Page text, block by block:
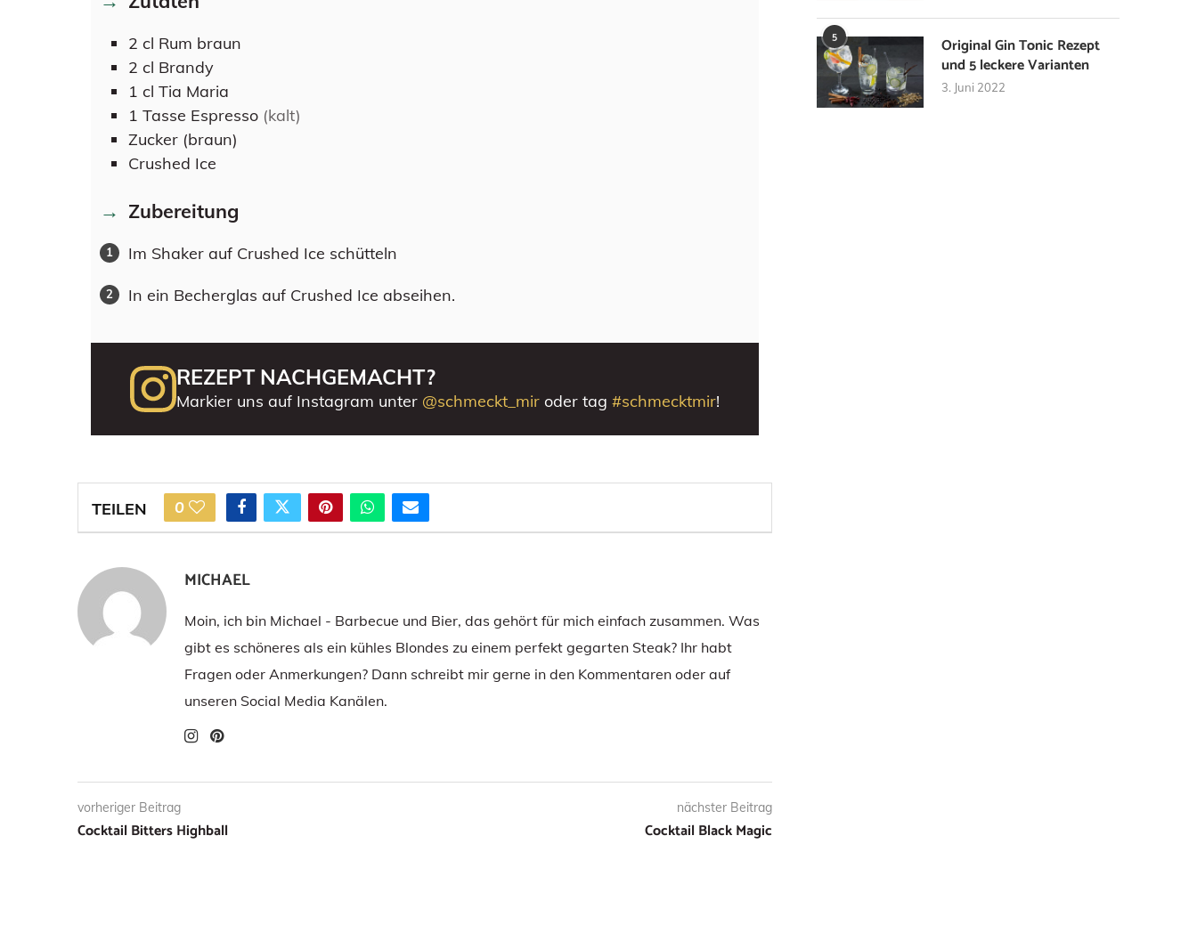
2 cl Rum braun
2 cl Brandy
1 cl Tia Maria
1 Tasse Espresso (kalt)
Zucker (braun)
Crushed Ice
Zubereitung
Im Shaker auf Crushed Ice schütteln
In ein Becherglas auf Crushed Ice abseihen.
REZEPT NACHGEMACHT?
Markier uns auf Instagram unter @schmeckt_miroder tag #schmecktmir!
TEILEN 0
MICHAEL
Moin, ich bin Michael - Barbecue und Bier, das gehört für mich einfach zusammen. Was
gibt es schöneres als ein kühles Blondes zu einem perfekt gegarten Steak? Ihr habt
Fragen oder Anmerkungen? Dann schreibt mir gerne in den Kommentaren oder auf
unseren Social Media Kanälen.
vorheriger Beitrag
Cocktail Bitters Highball
nächster Beitrag
Cocktail Black Magic
5
Original Gin Tonic Rezept
und 5 leckere Varianten
3. Juni 2022